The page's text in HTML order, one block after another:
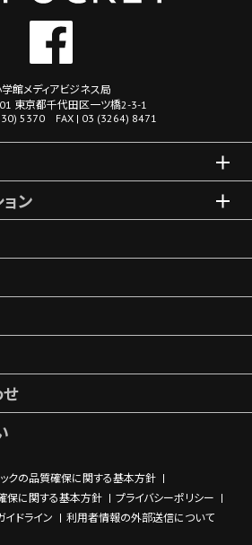
館メディアビジネス局
東京都千代田区一ツ橋2-3-1
5370 FAX | 03 (3264) 8471
ョン
ックの品質確保に関する基本方針
保に関する基本方針
プライバシーポリシー
イドライン
利用者情報の外部送信について